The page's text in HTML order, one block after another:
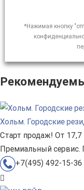
*Нажимая кнопку
Хольм. Городские
Старт продаж! От 17,7
Премиальный сервис.
+7(495) 492-15-36